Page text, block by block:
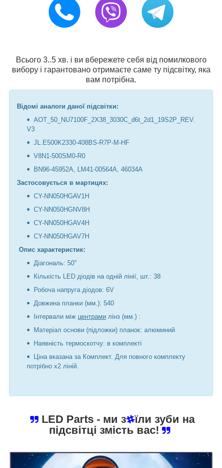
Всього 3..5 хв. і ви вбережете себя від помилкового
вибору і гарантовано отримаєте саме ту підсвітку, яка
вам потрібна.
Відомі аналоги даної підсвітки:
AOT_50_NU7100F_2X38_3030C_d6t_2d1_19S2P_REV.
V3
JL.E500K2330-408BS-R7P-M-HF
V8N1-500SM0-R0
BN96-45952A, LM41-00564A, 46034A
Застосовується в мартицях:
CY-NN050HGAV1H
CY-NN050HGNV8H
CY-NN050HGAV4H
CY-NN050HGAV7H
Опис характеристик:
Діагональ: 50"
Кількість LED діодів на одній лінії, шт.: 38
Робоча напруга діодов: 6V
Довжина планки (мм.): 540
Інтервали між центрами лінз (мм.) :
Матеріал основи (підложки) планок: алюминий
Наявність термоскотчу: в комплекті
Ціна вказана за Комплект. Для повного комплекту
потрібно х2 ліній.
LED Parts - ми з
їли зуби на
підсвітці змість вас!